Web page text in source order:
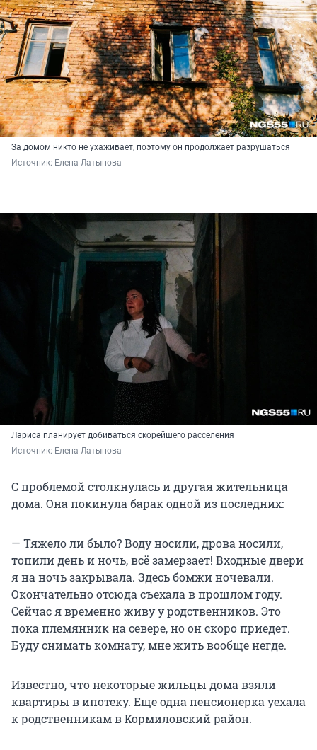
За домом никто не ухаживает, поэтому он продолжает разрушаться
Источник: Елена Латыпова
Лариса планирует добиваться скорейшего расселения
Источник: Елена Латыпова
С проблемой столкнулась и другая жительница
дома. Она покинула барак одной из последних:
— Тяжело ли было? Воду носили, дрова носили,
топили день и ночь, всё замерзает! Входные двери
я на ночь закрывала. Здесь бомжи ночевали.
Окончательно отсюда съехала в прошлом году.
Сейчас я временно живу у родственников. Это
пока племянник на севере, но он скоро приедет.
Буду снимать комнату, мне жить вообще негде.
Известно, что некоторые жильцы дома взяли
квартиры в ипотеку. Еще одна пенсионерка уехала
к родственникам в Кормиловский район.